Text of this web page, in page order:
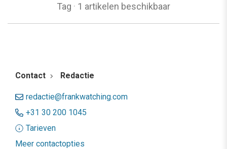
Tag · 1 artikelen beschikbaar
Contact Redactie
redactie@frankwatching.com
+31 30 200 1045
Tarieven
Meer contactopties